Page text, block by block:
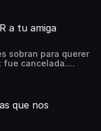
a tu amiga
sobran para querer
for more
que nos